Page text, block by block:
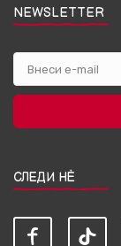
NEWSLETTER
СЛЕДИ НЀ